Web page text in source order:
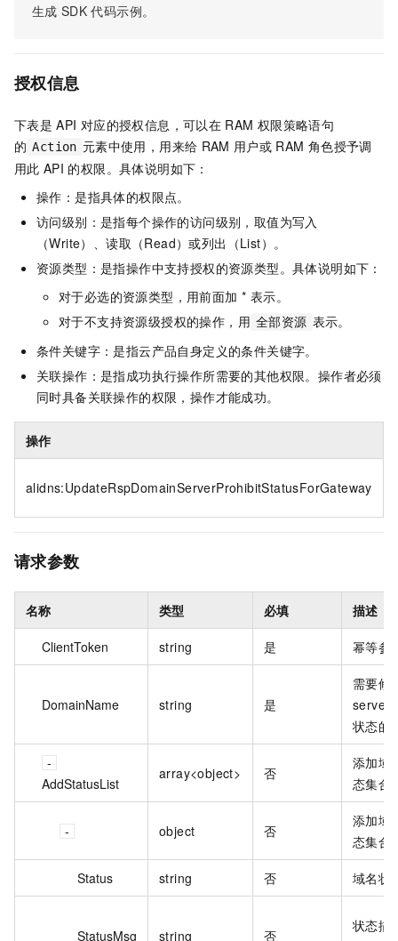
生成 SDK 代码示例。
授权信息
下表是 API 对应的授权信息，可以在 RAM 权限策略语句
的 Action 元素中使用，用来给 RAM 用户或 RAM 角色授予调
用此 API 的权限。具体说明如下：
操作：是指具体的权限点。
访问级别：是指每个操作的访问级别，取值为写入
（Write）、读取（Read）或列出（List）。
资源类型：是指操作中支持授权的资源类型。具体说明如下：
对于必选的资源类型，用前面加 * 表示。
对于不支持资源级授权的操作，用 全部资源 表示。
条件关键字：是指云产品自身定义的条件关键字。
关联操作：是指成功执行操作所需要的其他权限。操作者必须
同时具备关联操作的权限，操作才能成功。
操作
alidns:UpdateRspDomainServerProhibitStatusForGateway
请求参数
名称 类型 必填 描述
ClientToken string 是 幂等参
DomainName string 是
需要修
状态的
AddStatusList
array<object> 否
添加域
态集合
object 否
添加域
态集合
Status string 否 域名状
StatusMsg string 否
状态描